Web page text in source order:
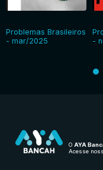
Problemas Brasileiros
- mar/2025
-
O AYA
Acesse